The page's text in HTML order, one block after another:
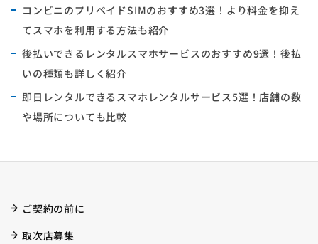
コンビニのプリペイドSIMのおすすめ3選！より料金を抑え
てスマホを利用する方法も紹介
後払いできるレンタルスマホサービスのおすすめ9選！後払
いの種類も詳しく紹介
即日レンタルできるスマホレンタルサービス5選！店舗の数
や場所についても比較
ご契約の前に
取次店募集